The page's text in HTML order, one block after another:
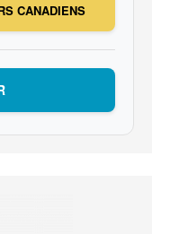
CANADIENS